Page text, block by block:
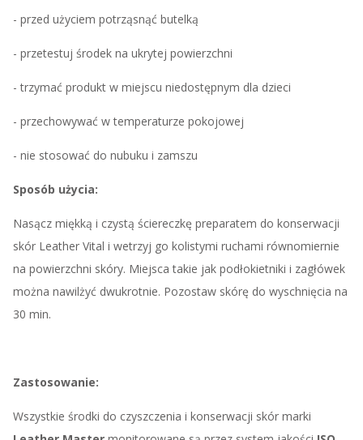
- przed użyciem potrząsnąć butelką
- przetestuj środek na ukrytej powierzchni
- trzymać produkt w miejscu niedostępnym dla dzieci
- przechowywać w temperaturze pokojowej
- nie stosować do nubuku i zamszu
Sposób użycia:
Nasącz miękką i czystą ściereczkę preparatem do konserwacji
skór Leather Vital i wetrzyj go kolistymi ruchami równomiernie
na powierzchni skóry. Miejsca takie jak podłokietniki i zagłówek
można nawilżyć dwukrotnie. Pozostaw skórę do wyschnięcia na
30 min.
Zastosowanie:
Wszystkie środki do czyszczenia i konserwacji skór marki